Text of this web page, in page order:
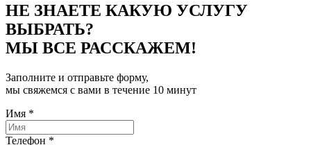
НЕ ЗНАЕТЕ КАКУЮ УСЛУГУ
ВЫБРАТЬ?
МЫ ВСЕ РАССКАЖЕМ!
Заполните и отправьте форму,
мы свяжемся с вами в течение 10 минут
Имя *
Телефон *